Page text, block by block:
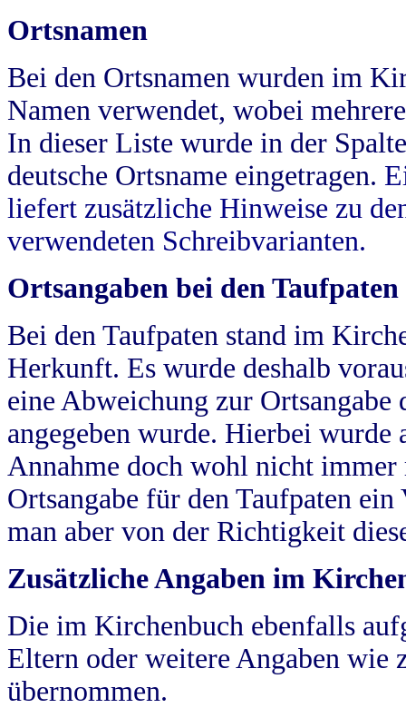
Ortsnamen
Bei den Ortsnamen wurden im
Namen verwendet, wobei
In dieser Liste wurde in der
deutsche Ortsname eingetragen.
liefert zusätzliche Hinweise zu
verwendeten Schreibvarianten.
Ortsangaben bei den Taufpaten
Bei den Taufpaten stand im
Herkunft. Es wurde deshalb
eine Abweichung zur
angegeben wurde. Hierbei wurde
Annahme doch wohl nicht
Ortsangabe für den Taufpaten
man aber von der Richtigkeit
Zusätzliche Angaben im
Die im Kirchenbuch ebenfalls
Eltern oder weitere Angaben wie
übernommen.